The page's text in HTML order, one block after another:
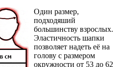
Один размер,
подходяший
большинству взрослых.
Эластичность шапки
позволяет надеть её на
голову с размером
окружности от 53 до 62